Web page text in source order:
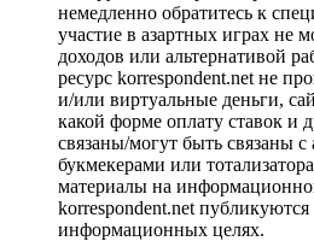
немедленно обратитесь к
участие в азартных играх не
доходов или альтернативой
ресурс korrespondent.net не
и/или виртуальные деньги,
какой форме оплату ставок и
связаны/могут быть связаны
букмекерами или
материалы на
korrespondent.net
информационных целях.